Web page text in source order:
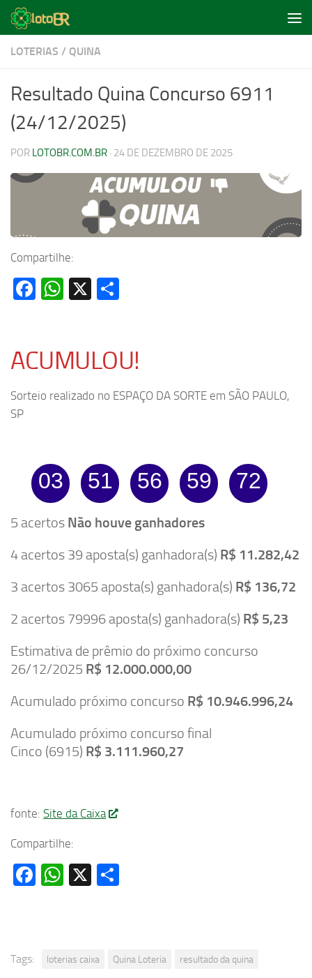
Skip to content
LOTERIAS / QUINA
Resultado Quina Concurso 6911
(24/12/2025)
POR LOTOBR.COM.BR · 24 DE DEZEMBRO DE 2025
Compartilhe:
Facebook
WhatsApp
X
ACUMULOU!
Sorteio realizado no ESPAÇO DA SORTE em SÃO PAULO,
SP
03 51 56 59 72
5 acertos Não houve ganhadores
4 acertos 39 aposta(s) ganhadora(s) R$ 11.282,42
3 acertos 3065 aposta(s) ganhadora(s) R$ 136,72
2 acertos 79996 aposta(s) ganhadora(s) R$ 5,23
Estimativa de prêmio do próximo concurso
26/12/2025 R$ 12.000.000,00
Acumulado próximo concurso R$ 10.946.996,24
Acumulado próximo concurso final
Cinco (6915) R$ 3.111.960,27
fonte: Site da Caixa
Compartilhe:
Facebook
WhatsApp
X
Tags: loterias caixa Quina Loteria resultado da quina